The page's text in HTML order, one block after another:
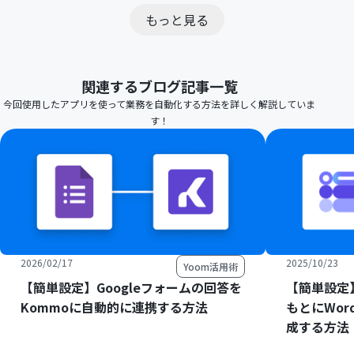
もっと見る
関連するブログ記事一覧
今回使用したアプリを使って業務を自動化する方法を詳しく解説していま
す！
2026/02/17 Yoom活用術
【簡単設定】Googleフォームの回答を
Kommoに自動的に連携する方法
2025/10/23
【簡単設
もとに
成する方法